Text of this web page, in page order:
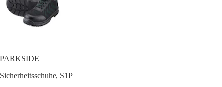
PARKSIDE
Sicherheitsschuhe, S1P